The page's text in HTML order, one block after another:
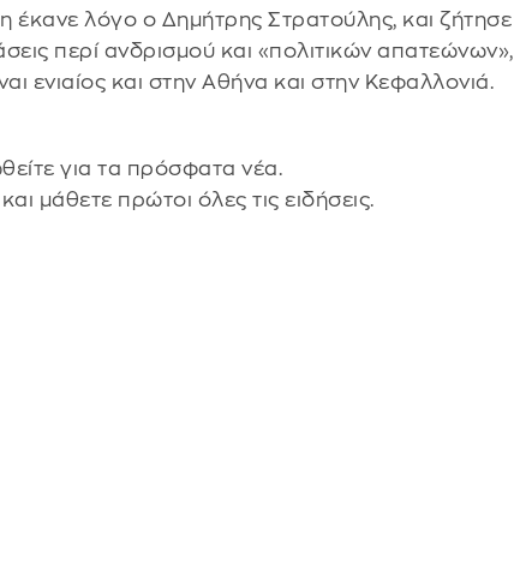
έκανε λόγο ο Δημήτρης Στρατούλης, και ζήτησε
περί ανδρισμού και «πολιτικών απατεώνων»,
ενιαίος και στην Αθήνα και στην Κεφαλλονιά.
για τα πρόσφατα νέα.
και μάθετε πρώτοι όλες τις ειδήσεις.